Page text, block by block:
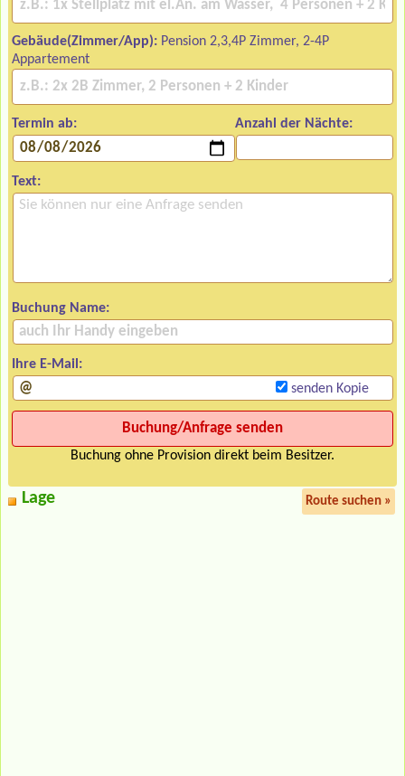
Gebäude(Zimmer/App): Pension 2,3,4P Zimmer, 2-4P
Appartement
Termin ab: Anzahl der Nächte:
Text:
Buchung Name:
Ihre E-Mail:
senden Kopie
Buchung ohne Provision direkt beim Besitzer.
Lage Route suchen »